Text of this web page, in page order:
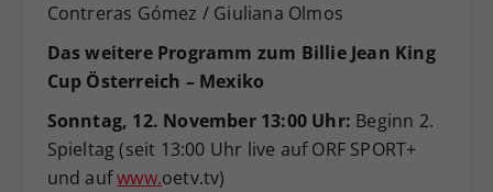
Contreras Gómez / Giuliana Olmos
Das weitere Programm zum Billie Jean King
Cup Österreich –Mexiko
Sonntag, 12. November 13:00 Uhr: Beginn 2.
Spieltag (seit 13:00 Uhr live auf ORF SPORT+
und aufwww.oetv.tv)